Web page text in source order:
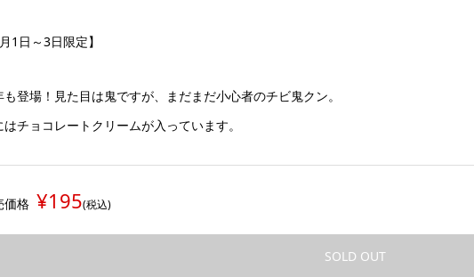
月1日～3日限定】
も登場！見た目は鬼ですが、まだまだ小心者のチビ鬼クン。
はチョコレートクリームが入っています。
価格 ¥195(税込)
SOLD OUT